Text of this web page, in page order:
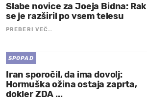
Slabe novice za Joeja Bidna: Rak
se je razširil po vsem telesu
PREBERI VEČ…
SPOPAD
Iran sporočil, da ima dovolj:
Hormuška ožina ostaja zaprta,
dokler ZDA ...